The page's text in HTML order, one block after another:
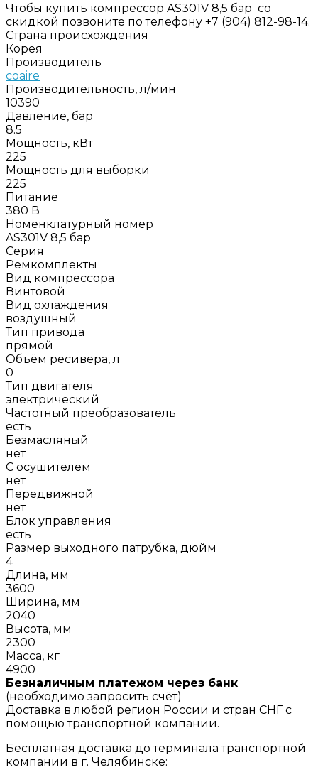
Чтобы купить компрессор AS301V 8,5 бар со
скидкой позвоните по телефону +7 (904) 812-98-14.
Страна происхождения
Корея
Производитель
coaire
Производительность, л/мин
10390
Давление, бар
8.5
Мощность, кВт
225
Мощность для выборки
225
Питание
380 В
Номенклатурный номер
AS301V 8,5 бар
Серия
Ремкомплекты
Вид компрессора
Винтовой
Вид охлаждения
воздушный
Тип привода
прямой
Объём ресивера, л
0
Тип двигателя
электрический
Частотный преобразователь
есть
Безмасляный
нет
С осушителем
нет
Передвижной
нет
Блок управления
есть
Размер выходного патрубка, дюйм
4
Длина, мм
3600
Ширина, мм
2040
Высота, мм
2300
Масса, кг
4900
Безналичным платежом через банк
(необходимо запросить счёт)
Доставка в любой регион России и стран СНГ с
помощью транспортной компании.
Бесплатная доставка до терминала транспортной
компании в г. Челябинске: